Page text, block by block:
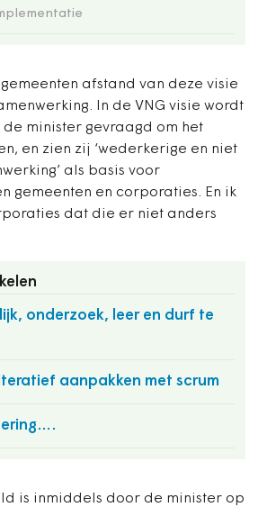
afstand van deze visie
In de VNG visie wordt
minister gevraagd om het
en zien zij ‘wederkerige en niet
als basis voor
gemeenten en corporaties. En ik
dat die er niet anders
onderzoek, leer en durf te
aanpakken met scrum
is inmiddels door de minister op